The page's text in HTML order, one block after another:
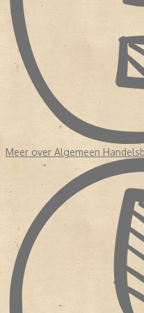
Tegen het einde van die
duizenden exemplaren, wat
Algemeen Handelsblad stond
berichtgeving en gematigd
De krant volgde belangrijke
Belgische Opstand,
ontwikkelingen. Daardoor
bijzonder en realistisch beeld
DE OORLOGSJAREN: EEN
Tijdens de Tweede
te staan. In het begin
mogelijk te blijven, maar al
door de Duitse bezetter.
In 1941 werd de redactie zelfs
zich aanpassen aan de
inhoud en het karakter van
Juist kranten uit deze periode
waardevol. Ze laten op
werd gebracht en hoe de
de dagelijkse berichtgeving.
Meer over Algemeen